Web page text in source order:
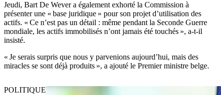
Jeudi, Bart De Wever a également exhorté la Commission à
présenter une « base juridique » pour son projet d’utilisation des
actifs. « Ce n’est pas un détail : même pendant la Seconde Guerre
mondiale, les actifs immobilisés n’ont jamais été touchés », a-t-il
insisté.
« Je serais surpris que nous y parvenions aujourd’hui, mais des
miracles se sont déjà produits », a ajouté le Premier ministre belge.
POLITIQUE